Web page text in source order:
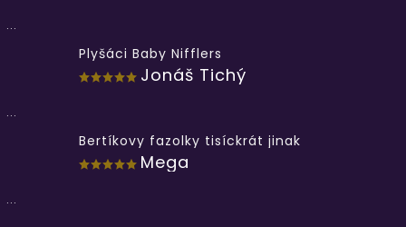
...
Plyšáci Baby Nifflers
Jonáš Tichý
...
Bertíkovy fazolky tisíckrát jinak
Mega
...